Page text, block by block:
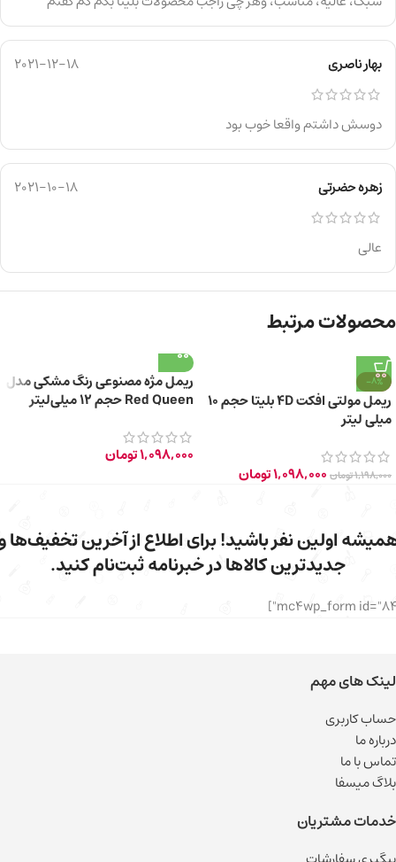
بهار ناصری 2021-12-18
دوسش داشتم واقعا خوب بود
زهره حضرتی 2021-10-18
عالی
محصولات مرتبط
-8%
ریمل مولتی افکت 4D بلیتا حجم 10
میلی لیتر
1,198,000تومان 1,098,000تومان
ریمل مژه مصنوعی رنگ مشکی مدل
Red Queen حجم 12 میلی‌لیتر
1,098,000تومان
اولین نفر باشید! برای اطلاع از آخرین تخفیف‌ها
جدیدترین کالاها در خبرنامه ثبت‌نام کنید.
لینک های مهم
حساب کاربری
درباره ما
تماس با ما
بلاگ میسفا
خدمات مشتریان